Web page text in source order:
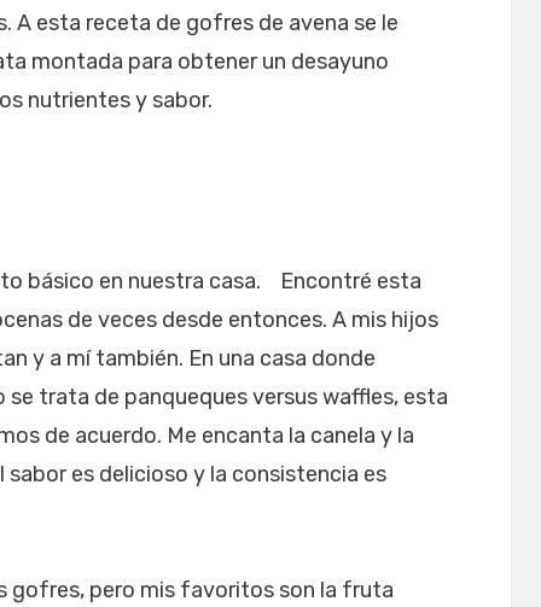
A esta receta de gofres de avena se le
montada para obtener un desayuno
nutrientes y sabor.
básico en nuestra casa. Encontré esta
de veces desde entonces. A mis hijos
y a mí también. En una casa donde
trata de panqueques versus waffles, esta
de acuerdo. Me encanta la canela y la
es delicioso y la consistencia es
gofres, pero mis favoritos son la fruta